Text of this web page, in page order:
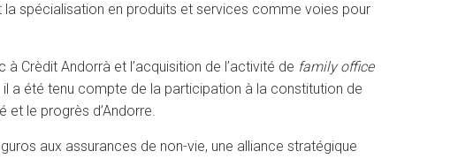
la spécialisation en produits et services comme voies pour
Crèdit Andorrà et l’acquisition de l’activité de family office
a été tenu compte de la participation à la constitution de
et le progrès d’Andorre.
aux assurances de non-vie, une alliance stratégique